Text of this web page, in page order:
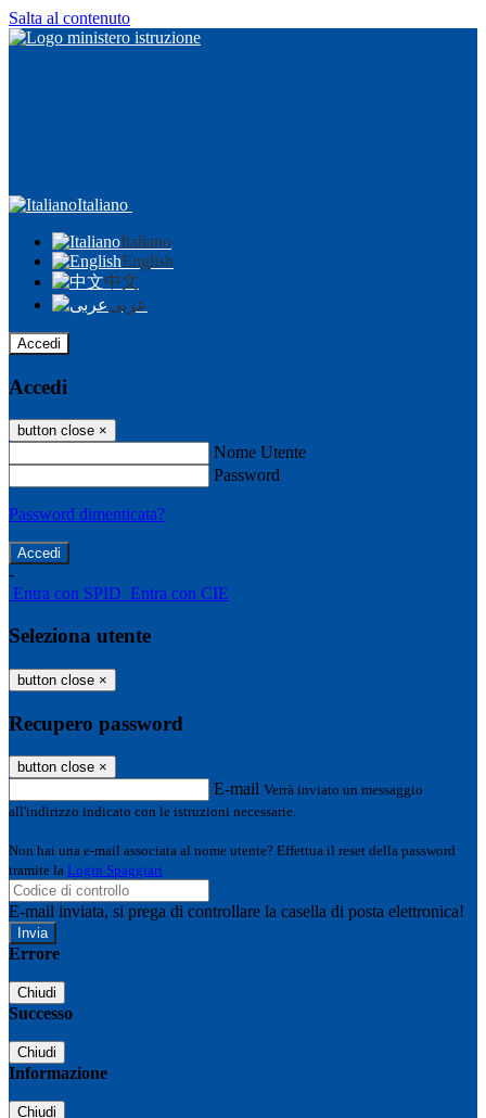
Salta al contenuto
Italiano
Italiano
English
中文
عربى
Accedi
Accedi
button close ×
Nome Utente
Password
Password dimenticata?
-
Entra con SPID Entra con CIE
Seleziona utente
button close ×
Recupero password
button close ×
E-mail Verrà inviato un messaggio
all'indirizzo indicato con le istruzioni necessarie.
Non hai una e-mail associata al nome utente? Effettua il reset della password
tramite la Login Spaggiari
E-mail inviata, si prega di controllare la casella di posta elettronica!
Errore
Chiudi
Successo
Chiudi
Informazione
Chiudi